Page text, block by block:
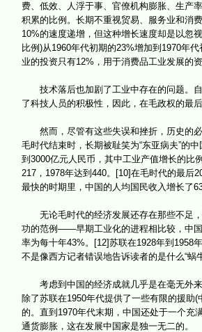
费、低效、人浮于事、官僚机构膨胀、生产
积累的比例。长期不重视贸易、服务业和消
10%的速度递增，但这种增长速度却是以忽
比例)从1960年代初期的23%增加到1970年
业的投资只有12%，用于消费品工业发展的
技术落后也加剧了工业中存在的问题。自
了科技人员的积极性，因此，在毛政权的最
然而，尽管有这些失误和挫折，历史的必
毛时代结束时，长期被耻笑为“东亚病夫”的
到3000亿元人民币，其中工业产值增长的比
217，1978年达到440。[10]在毛时代的最后
最快的时期里，中国的人均国民收入增长了
无论毛时代的经济发展还存在那些不足，
功的范例——早期工业化的进程相比较，中国
率为每十年43%。[12]苏联在1928年到1958
不是像西方记者错误地告诉读者的是什么“蜗
考虑到中国的经济成就几乎是在毫无外来
除了苏联在1950年代提供了一些有限的援助
的。直到1970年代末期，中国还处于一个充
通货膨胀，这在发展中国家是独一无二的。